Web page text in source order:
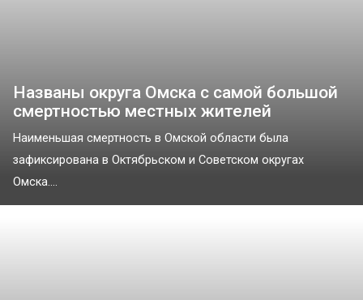
Названы округа Омска с самой большой
смертностью местных жителей
Наименьшая смертность в Омской области была
зафиксирована в Октябрьском и Советском округах
Омска....